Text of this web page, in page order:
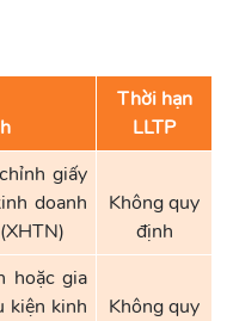
Thời hạn
LLTP
giấy
doanh
Không quy
định
hoặc gia
kiện kinh
Không quy